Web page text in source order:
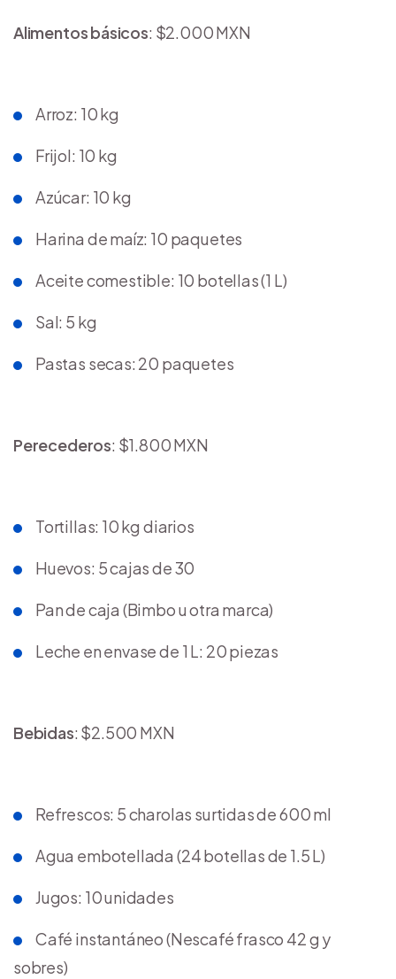
Alimentos básicos: $2.000 MXN
Arroz: 10 kg
Frijol: 10 kg
Azúcar: 10 kg
Harina de maíz: 10 paquetes
Aceite comestible: 10 botellas (1 L)
Sal: 5 kg
Pastas secas: 20 paquetes
Perecederos: $1.800 MXN
Tortillas: 10 kg diarios
Huevos: 5 cajas de 30
Pan de caja (Bimbo u otra marca)
Leche en envase de 1 L: 20 piezas
Bebidas: $2.500 MXN
Refrescos: 5 charolas surtidas de 600 ml
Agua embotellada (24 botellas de 1.5 L)
Jugos: 10 unidades
Café instantáneo (Nescafé frasco 42 g y
sobres)